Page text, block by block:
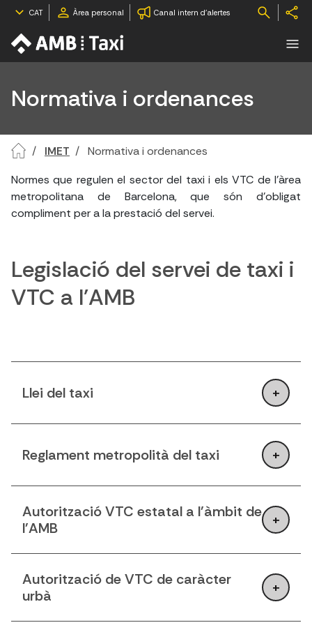
CAT Àrea personal Canal intern d'alertes
Normativa i ordenances
IMET
Normativa i ordenances
Normes que regulen el sector del taxi i els VTC de l'àrea
metropolitana de Barcelona, que són d'obligat
compliment per a la prestació del servei.
Legislació del servei de taxi i
VTC a l'AMB
Llei del taxi
Reglament metropolità del taxi
Autorització VTC estatal a l'àmbit de
l'AMB
Autorització de VTC de caràcter
urbà